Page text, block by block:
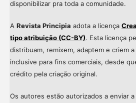
disponibilizar pra toda a comunidade.
A Revista Principia adota a licença
tipo atribuição (CC-BY). Esta licença
distribuam, remixem, adaptem e criem
inclusive para fins comerciais, desde
crédito pela criação original.
Os autores estão autorizados a enviar